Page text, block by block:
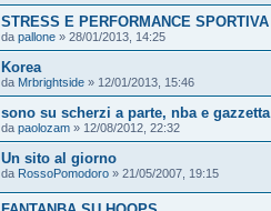
STRESS E PERFORMANCE SPORTIVA
da pallone » 28/01/2013, 14:25
Korea
da Mrbrightside » 12/01/2013, 15:46
sono su scherzi a parte, nba e gazzetta
da paolozam » 12/08/2012, 22:32
Un sito al giorno
da RossoPomodoro » 21/05/2007, 19:15